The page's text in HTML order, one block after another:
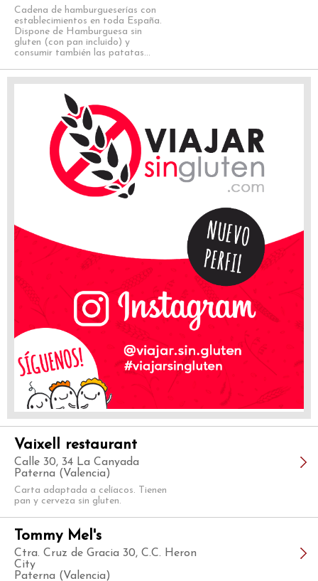
Cadena de hamburgueserías con
establecimientos en toda España.
Dispone de Hamburguesa sin
gluten (con pan incluido) y
consumir también las patatas...
Vaixell restaurant
Calle 30, 34 La Canyada
Paterna (Valencia)
Carta adaptada a celíacos. Tienen
pan y cerveza sin gluten.
Tommy Mel's
Ctra. Cruz de Gracia 30, C.C. Heron
City
Paterna (Valencia)